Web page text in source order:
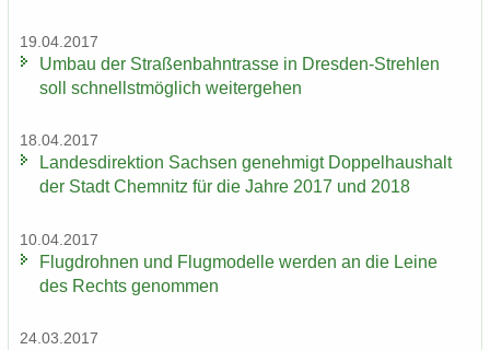
19.04.2017
Umbau der Stra­ßen­bahn­tras­se in Dresden-​Strehlen
soll schnellst­mög­lich wei­ter­ge­hen
18.04.2017
Lan­des­di­rek­ti­on Sach­sen ge­neh­migt Dop­pel­haus­halt
der Stadt Chem­nitz für die Jahre 2017 und 2018
10.04.2017
Flug­droh­nen und Flug­mo­del­le wer­den an die Leine
des Rechts ge­nom­men
24.03.2017